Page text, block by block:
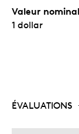
Valeur
1 dollar
ÉVALUATIONS